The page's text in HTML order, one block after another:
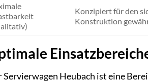
Konzipiert für den
Konstruktion
Servierwagen Heubach ist eine